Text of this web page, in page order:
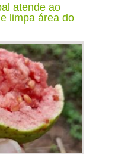
atende ao
limpa área do